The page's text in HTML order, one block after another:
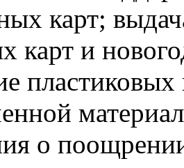
карт;
карт и
пластиковых
о